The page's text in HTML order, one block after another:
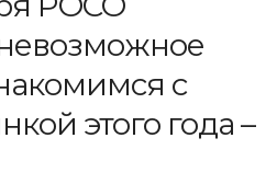
с
этого года –